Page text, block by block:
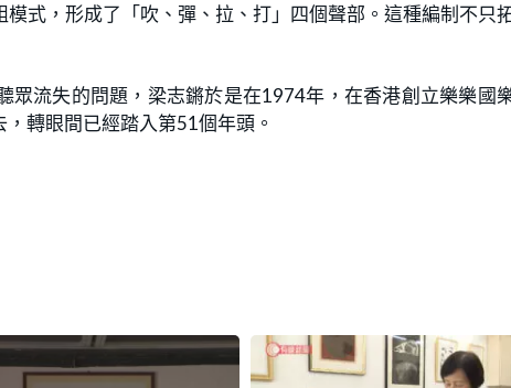
式，形成了「吹、彈、拉、打」四個聲部。這種編制不只
眾流失的問題，梁志鏘於是在1974年，在香港創立樂樂國
轉眼間已經踏入第51個年頭。